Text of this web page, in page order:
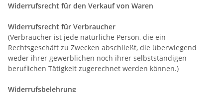
Widerrufsrecht für den Verkauf von Waren
Widerrufsrecht für Verbraucher
(Verbraucher ist jede natürliche Person, die ein
Rechtsgeschäft zu Zwecken abschließt, die überwiegend
weder ihrer gewerblichen noch ihrer selbstständigen
beruflichen Tätigkeit zugerechnet werden können.)
Widerrufsbelehrung